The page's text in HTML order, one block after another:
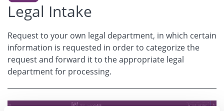
Legal Intake
Request to your own legal department, in which certain
information is requested in order to categorize the
request and forward it to the appropriate legal
department for processing.